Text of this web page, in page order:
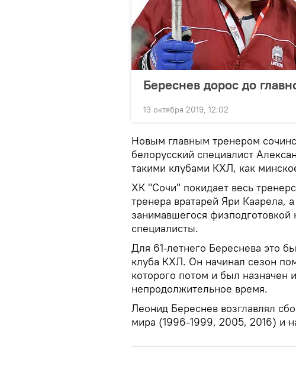
Береснев дорос до
13 октября 2019, 12:02
Новым главным тренером
белорусский специалист
такими клубами КХЛ, как
ХК "Сочи" покидает весь
тренера вратарей Яри Каарела,
занимавшегося
специалисты.
Для 61-летнего Береснева это
клуба КХЛ. Он начинал сезон
которого потом и был назначен
непродолжительное время.
Леонид Береснев возглавлял
мира (1996-1999, 2005, 2016) и